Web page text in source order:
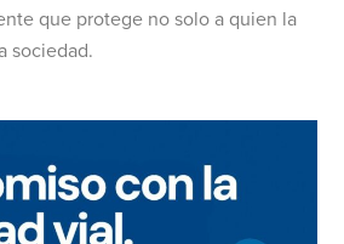
que protege no solo a quien la
sociedad.